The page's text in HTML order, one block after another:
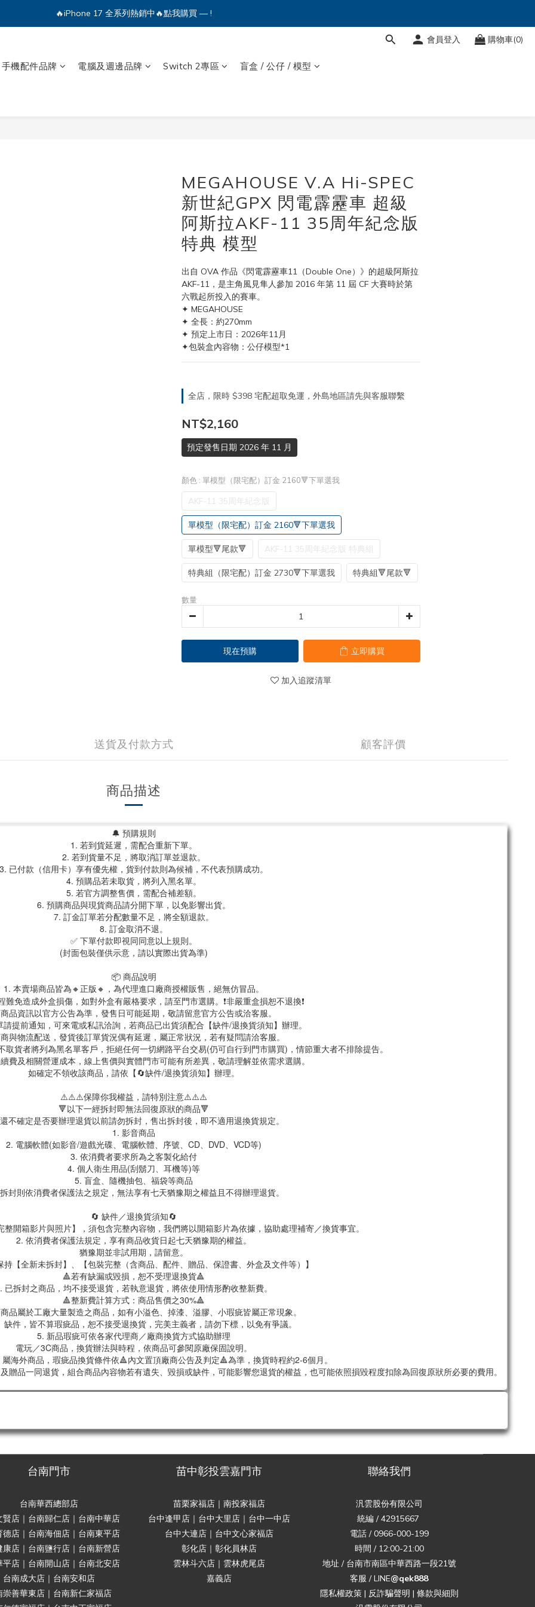
🔥iPhone 17 全系列熱銷中🔥點我購買 — !
🔥iPhone 17 全系列熱銷中🔥點我購買 — !
🔥iPhone 17 全系列熱銷中🔥點我購買 — !
會員登入 購物車(0)
手機配件品牌 電腦及週邊品牌 Switch 2專區 盲盒 / 公仔 / 模型
MEGAHOUSE V.A Hi-SPEC
新世紀GPX 閃電霹靂車 超級
阿斯拉AKF-11 35周年紀念版
特典 模型
出自 OVA 作品《閃電霹靂車11（Double One）》的超級阿斯拉
AKF-11，是主角風見隼人參加 2016 年第 11 屆 CF 大賽時於第
六戰起所投入的賽車。
✦ MEGAHOUSE
✦ 全長：約270mm
✦ 預定上市日：2026年11月
✦包裝盒內容物：公仔模型*1
全店，限時 $398 宅配超取免運，外島地區請先與客服聯繫
NT$2,160
預定發售日期 2026 年 11 月
顏色 : 單模型（限宅配）訂金 2160🔻下單選我
AKF-11 35周年紀念版
單模型（限宅配）訂金 2160🔻下單選我
單模型🔻尾款🔻 AKF-11 35周年紀念版 特典組
特典組（限宅配）訂金 2730🔻下單選我 特典組🔻尾款🔻
數量
現在預購 立即購買
加入追蹤清單
送貨及付款方式 顧客評價
商品描述
🔔 預購規則
1. 若到貨延遲，需配合重新下單。
2. 若到貨量不足，將取消訂單並退款。
3. 已付款（信用卡）享有優先權，貨到付款則為候補，不代表預購成功。
4. 預購品若未取貨，將列入黑名單。
5. 若官方調整售價，需配合補差額。
6. 預購商品與現貨商品請分開下單，以免影響出貨。
7. 訂金訂單若分配數量不足，將全額退款。
8. 訂金取消不退。
✅ 下單付款即視同同意以上規則。
(封面包裝僅供示意，請以實際出貨為準)
📦 商品說明
1. 本賣場商品皆為🔸正版🔸，為代理進口廠商授權販售，絕無仿冒品。
難免造成外盒損傷，如對外盒有嚴格要求，請至門市選購。❗非嚴重盒損恕不退換❗
品資訊以官方公告為準，發售日可能延期，敬請留意官方公告或洽客服。
提前通知，可來電或私訊洽詢，若商品已出貨須配合【缺件/退換貨須知】辦理。
與物流配送，發貨後訂單貨況偶有延遲，屬正常狀況，若有疑問請洽客服。
貨者將列為黑名單客戶，拒絕任何一切網路平台交易(仍可自行到門市購買)，情節重大者不排除提告。
費及相關營運成本，線上售價與實體門市可能有所差異，敬請理解並依需求選購。
如確定不領收該商品，請依【🔄缺件/退換貨須知】辦理。
⚠️⚠️⚠️保障你我權益，請特別注意⚠️⚠️⚠️
🔻以下一經拆封即無法回復原狀的商品🔻
不確定是否要辦理退貨以前請勿拆封，售出拆封後，即不適用退換貨規定。
1. 影音商品
2. 電腦軟體(如影音/遊戲光碟、電腦軟體、序號、CD、DVD、VCD等)
3. 依消費者要求所為之客製化給付
4. 個人衛生用品(刮鬍刀、耳機等)等
5. 盲盒、隨機抽包、福袋等商品
封則依消費者保護法之規定，無法享有七天猶豫期之權益且不得辦理退貨。
🔄 缺件／退換貨須知🔄
開箱影片與照片】，須包含完整內容物，我們將以開箱影片為依據，協助處理補寄／換貨事宜。
2. 依消費者保護法規定，享有商品收貨日起七天猶豫期的權益。
猶豫期並非試用期，請留意。
持【全新未拆封】、【包裝完整（含商品、配件、贈品、保證書、外盒及文件等）】
🔺若有缺漏或毀損，恕不受理退換貨🔺
已拆封之商品，均不接受退貨，若執意退貨，將依使用情形酌收整新費。
🔺整新費計算方式：商品售價之30%🔺
品屬於工廠大量製造之商品，如有小溢色、掉漆、溢膠、小瑕疵皆屬正常現象。
缺件，皆不算瑕疵品，恕不接受退換貨，完美主義者，請勿下標，以免有爭議。
5. 新品瑕疵可依各家代理商／廠商換貨方式協助辦理
電玩／3C商品，換貨辦法與時程，依商品可參閱原廠保固說明。
海外商品，瑕疵品換貨條件依🔺內文置頂廠商公告及判定🔺為準，換貨時程約2-6個月。
品一同退貨，組合商品內容物若有遺失、毀損或缺件，可能影響您退貨的權益，也可能依照損毀程度扣除為回復原狀所必要的費用。